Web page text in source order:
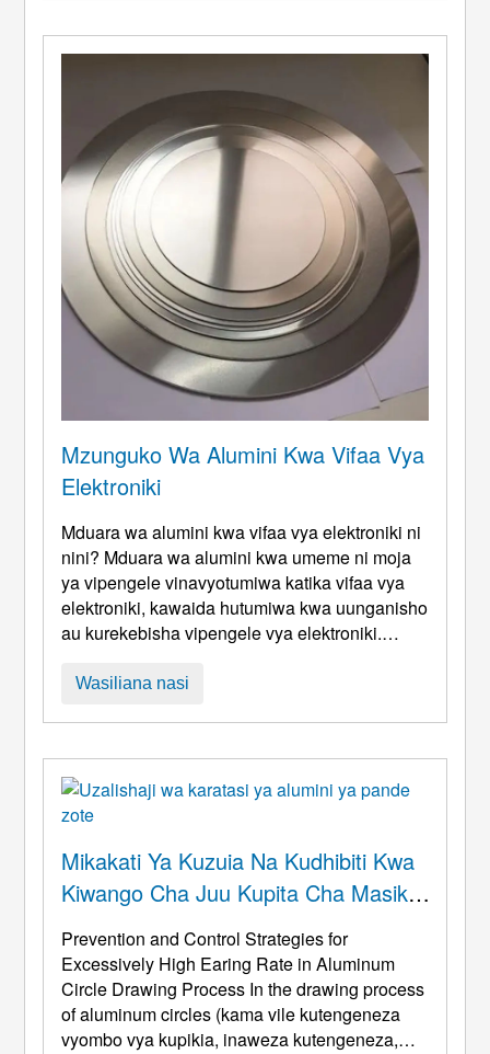
tu hurithi ...
Mzunguko Wa Alumini Kwa Vifaa Vya
Elektroniki
Mduara wa alumini kwa vifaa vya elektroniki ni
nini? Mduara wa alumini kwa umeme ni moja
ya vipengele vinavyotumiwa katika vifaa vya
elektroniki, kawaida hutumiwa kwa uunganisho
au kurekebisha vipengele vya elektroniki.
kupitishia na inaweza kutumika kwa
sahani za conductive.. Sura na saizi ya duara
ya alumini inaweza b ...
Wasiliana nasi
Mikakati Ya Kuzuia Na Kudhibiti Kwa
Kiwango Cha Juu Kupita Cha Masikio
Katika Mchakato Wa Kuchora
Mduara Wa Alumini
Prevention and Control Strategies for
Excessively High Earing Rate in Aluminum
Circle Drawing Process In the drawing process
of aluminum circles (kama vile kutengeneza
vyombo vya kupikia, inaweza kutengeneza,